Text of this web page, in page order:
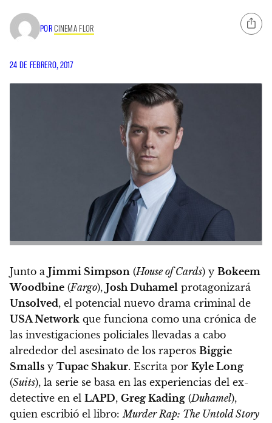
PORCINEMA FLOR
24 DE FEBRERO, 2017
Junto a Jimmi Simpson (House of Cards) y Bokeem
Woodbine (Fargo), Josh Duhamel protagonizará
Unsolved, el potencial nuevo drama criminal de
USA Network que funciona como una crónica de
las investigaciones policiales llevadas a cabo
alrededor del asesinato de los raperos Biggie
Smalls y Tupac Shakur. Escrita por Kyle Long
(Suits), la serie se basa en las experiencias del ex-
detective en el LAPD, Greg Kading (Duhamel),
quien escribió el libro:Murder Rap: The Untold Story